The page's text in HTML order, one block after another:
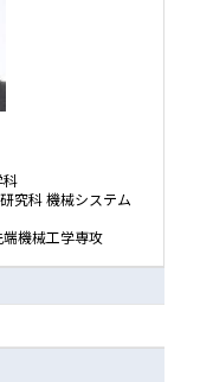
科
究科 機械システム
機械工学専攻